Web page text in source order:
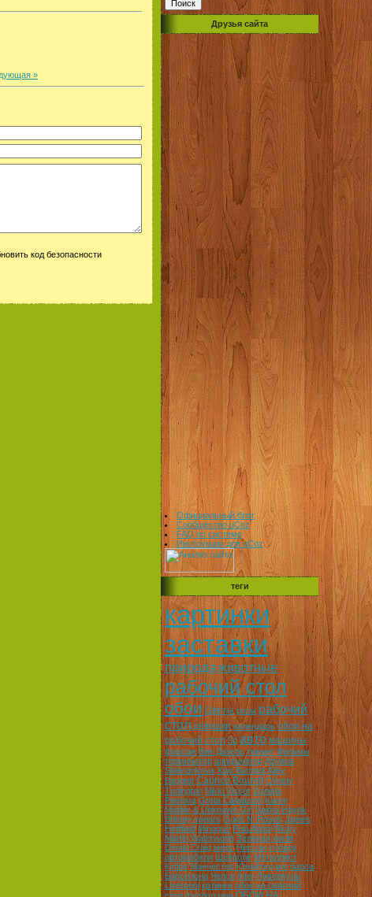
»
Друзья сайта
Официальный блог
Сообщество uCoz
FAQ по системе
Инструкции для uCoz
теги
картинки
заставки
природаживотные
рабочий стол
обои Цветы розы рабочий
стол девушки календарь обои на
робочий стол 3d авто машины
форсаж Вин Дизель тюнинг Фильмы
терминатор шварцнегер Adriana
Sklenarikova Xojo BurngotAlley
Baggett Caprice Bourett Christy
Turlington Nikki Visser Daniela
Pestova Greta Caiwasoni Karen
Mulder & Unknown Girl Salma Hayek
Britney spears Guns N' Roses James
Hettfield Minoque Pola Abdul Ricky
Martin Waterworld Зеленая миля
Denial Craig мерс Ниссан субару
автомобили Шевроле Металлист
Кубок Манчестер Юнайтед мю барса
Барселона Челси Inter Ливерпуль
Liverpool кртинки обои на рабочий